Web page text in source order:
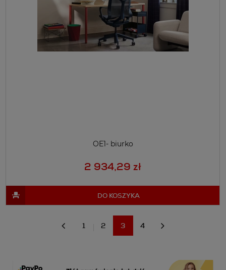
OE1- biurko
2 934,29 zł
DO KOSZYKA
1 2 3 4